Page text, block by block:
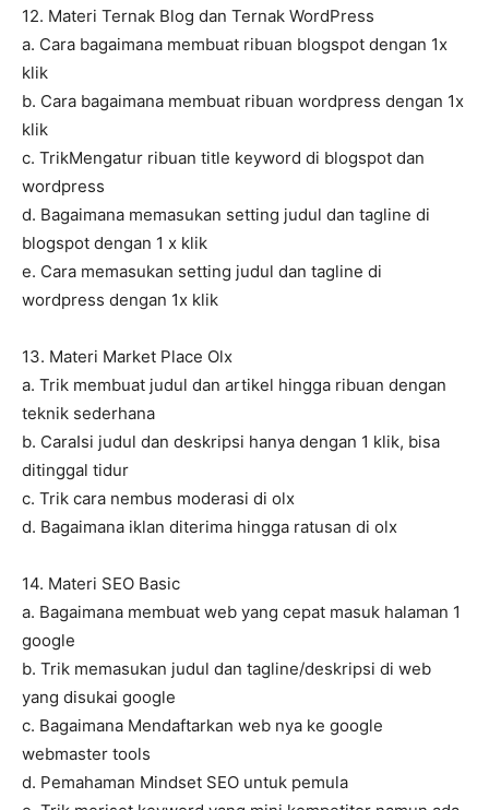
12. Materi Ternak Blog dan Ternak WordPress
a. Cara bagaimana membuat ribuan blogspot dengan 1x
klik
b. Cara bagaimana membuat ribuan wordpress dengan 1x
klik
c. TrikMengatur ribuan title keyword di blogspot dan
wordpress
d. Bagaimana memasukan setting judul dan tagline di
blogspot dengan 1 x klik
e. Cara memasukan setting judul dan tagline di
wordpress dengan 1x klik
13. Materi Market Place Olx
a. Trik membuat judul dan artikel hingga ribuan dengan
teknik sederhana
b. CaraIsi judul dan deskripsi hanya dengan 1 klik, bisa
ditinggal tidur
c. Trik cara nembus moderasi di olx
d. Bagaimana iklan diterima hingga ratusan di olx
14. Materi SEO Basic
a. Bagaimana membuat web yang cepat masuk halaman 1
google
b. Trik memasukan judul dan tagline/deskripsi di web
yang disukai google
c. Bagaimana Mendaftarkan web nya ke google
webmaster tools
d. Pemahaman Mindset SEO untuk pemula